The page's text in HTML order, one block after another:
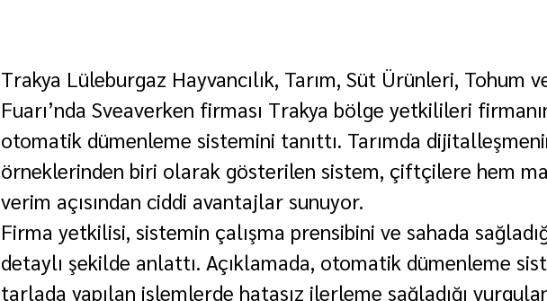
Trakya Lüleburgaz Hayvancılık, Tarım, Süt Ürünleri, Tohum
Fuarı’nda Sveaverken firması Trakya bölge yetkilileri
otomatik dümenleme sistemini tanıttı. Tarımda
örneklerinden biri olarak gösterilen sistem, çiftçilere hem
verim açısından ciddi avantajlar sunuyor.
Firma yetkilisi, sistemin çalışma prensibini ve sahada
detaylı şekilde anlattı. Açıklamada, otomatik dümenleme
tarlada yapılan işlemlerde hatasız ilerleme sağladığı